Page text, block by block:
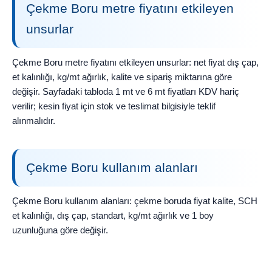
Çekme Boru metre fiyatını etkileyen
unsurlar
Çekme Boru metre fiyatını etkileyen unsurlar: net fiyat dış çap,
et kalınlığı, kg/mt ağırlık, kalite ve sipariş miktarına göre
değişir. Sayfadaki tabloda 1 mt ve 6 mt fiyatları KDV hariç
verilir; kesin fiyat için stok ve teslimat bilgisiyle teklif
alınmalıdır.
Çekme Boru kullanım alanları
Çekme Boru kullanım alanları: çekme boruda fiyat kalite, SCH
et kalınlığı, dış çap, standart, kg/mt ağırlık ve 1 boy
uzunluğuna göre değişir.